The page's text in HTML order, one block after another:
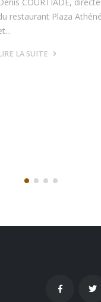
restaurant Plaza
LA SUITE